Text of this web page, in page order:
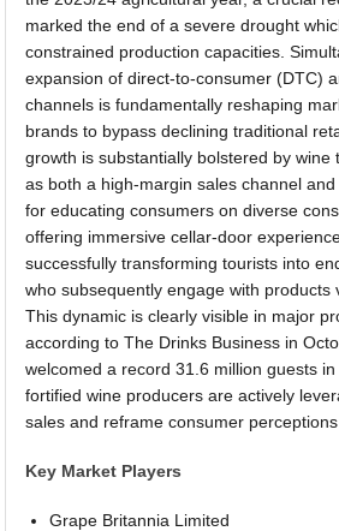
marked the end of a severe drought
constrained production capacities.
expansion of direct-to-consumer (DTC)
channels is fundamentally reshaping
brands to bypass declining traditional
growth is substantially bolstered by wine
as both a high-margin sales channel
for educating consumers on diverse
offering immersive cellar-door
successfully transforming tourists into
who subsequently engage with products
This dynamic is clearly visible in major
according to The Drinks Business in
welcomed a record 31.6 million guests
fortified wine producers are actively
sales and reframe consumer
Key Market Players
Grape Britannia Limited